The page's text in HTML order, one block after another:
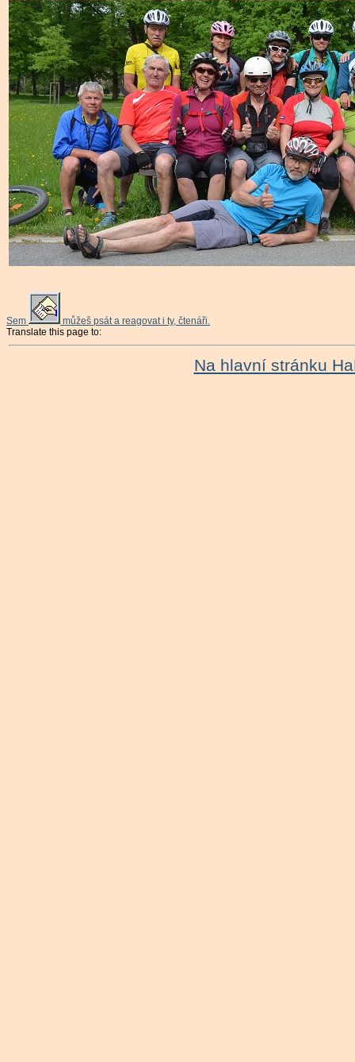
Sem
můžeš psát a reagovat i ty, čtenáři.
Translate this page to:
Na hlavní stránku